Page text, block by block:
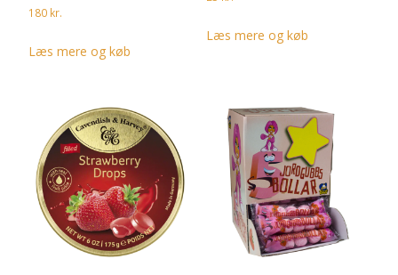
180 kr.
Læs mere og køb
Læs mere og køb